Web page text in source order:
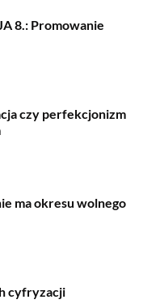
8.: Promowanie
czy perfekcjonizm
ma okresu wolnego
cyfryzacji